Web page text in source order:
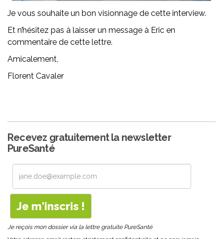
Je vous souhaite un bon visionnage de cette interview.
Et n’hésitez pas à laisser un message à Eric en
commentaire de cette lettre.
Amicalement,
Florent Cavaler
Recevez gratuitement la newsletter
PureSanté
Je reçois mon dossier via la lettre gratuite PureSanté